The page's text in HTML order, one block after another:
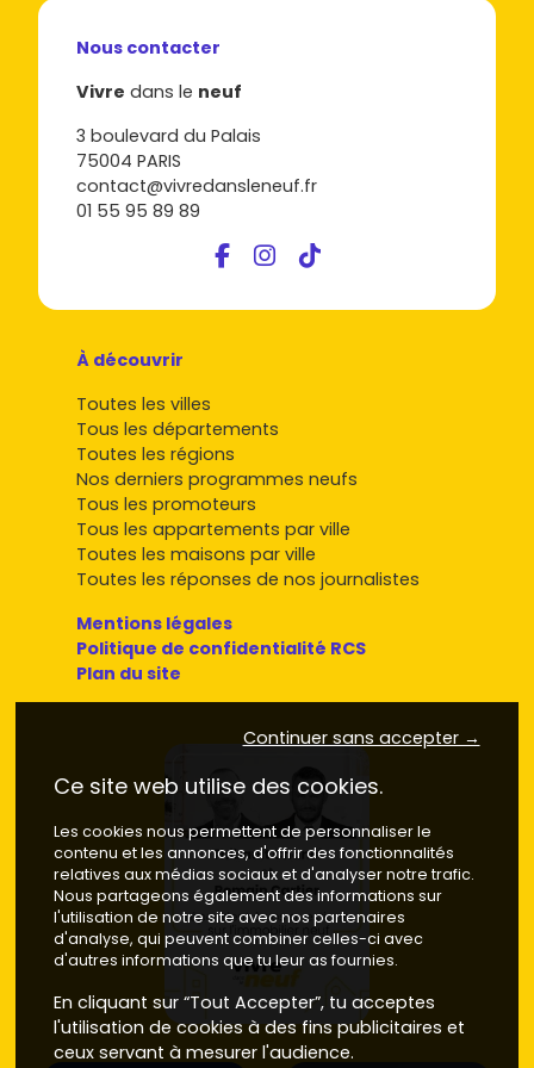
pour une première acquisition. Compactes, bien
conçues, souvent à
Danjoutin
Offemont, près des commerces et des écoles.
Maisons individuelles avec jardin
de l'espace et du calme. Regarde du côté de
Valdoie ,Essert,Pérouse
parcelles confortables.
Maisons contemporaines
haut de gamme : finitions
Moval(proximité
Éco-construction
biosourcés) : parfaite si tu vises une empreinte
carbone réduite et des factures d'énergie maîtrisées.
Pour repérer lesprogrammes neufs
ouverts à la
réservation et comparer les plans en un clin d'œil, pense à
consulter Vivre dans le neufdès maintenant.
Où acheter : quartiers et communes
pour une maison neuve à Belfort
Voici les zones qui fonctionnent le mieux aujourd'hui, avec
des fourchettes de
Glaciset desRésidences) : pratique pour rester près
900 à 3 700 €/m².
Valdoie – Offemont(accès nature, Malsaucy) : très
recherché par les familles pour le cadre et les écoles.
Prix moyen neuf : 2 700 à 3 400 €/m².
Danjoutin – Andelnans – Essert(accès A36/N19,
zones commerciales) : idéal si tu bouges souvent
Prix moyen neuf : 2 600 à 3 300 €/m²
Bavilliers – Pérouse (résidentiel, services proches) :
bon compromis budget/emplacement.Prix moyen
neuf : 2 700 à 3 400 €/m².
Nous contacter
Vivre dans le neuf
3 boulevard du Palais
75004 PARIS
contact@vivredansleneuf.fr
01 55 95 89 89
À découvrir
Toutes les villes
Tous les départements
Toutes les régions
Nos derniers programmes neufs
Tous les promoteurs
Tous les appartements par ville
Toutes les maisons par ville
Toutes les réponses de nos journalistes
Mentions légales
Politique de confidentialité RCS
Plan du site
Continuer sans accepter →
Ce site web utilise des cookies.
Les cookies nous permettent de personnaliser le
contenu et les annonces, d'offrir des fonctionnalités
relatives aux médias sociaux et d'analyser notre trafic.
Nous partageons également des informations sur
l'utilisation de notre site avec nos partenaires
d'analyse, qui peuvent combiner celles-ci avec
d'autres informations que tu leur as fournies.
En cliquant sur “Tout Accepter”, tu acceptes
l'utilisation de cookies à des fins publicitaires et
ceux servant à mesurer l'audience.